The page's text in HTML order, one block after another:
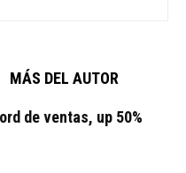
MÁS DEL AUTOR
de ventas, up 50%